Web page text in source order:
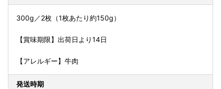
300g／2枚（1枚あたり約150g）
【賞味期限】出荷日より14日
【アレルギー】牛肉
発送時期